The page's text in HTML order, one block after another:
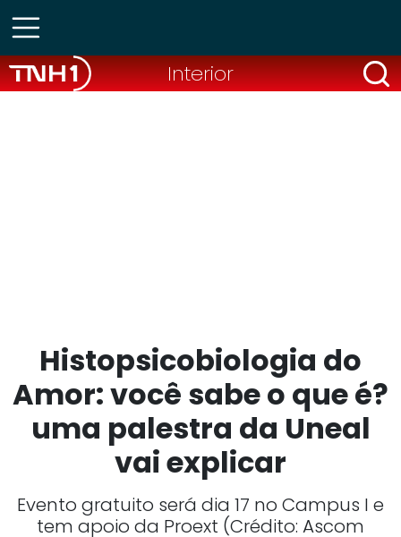
Interior
Histopsicobiologia do
Amor: você sabe o que é?
uma palestra da Uneal
vai explicar
Evento gratuito será dia 17 no Campus I e
tem apoio da Proext (Crédito: Ascom